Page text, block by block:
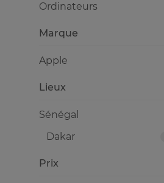
Ordinateurs
Lieux
Sénégal
Dakar
Prix
Marque
Apple